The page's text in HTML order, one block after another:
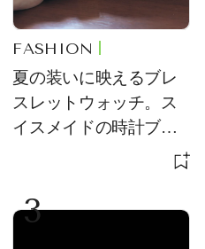
FASHION
夏の装いに映えるブレ
スレットウォッチ。ス
イスメイドの時計ブラ
ンド【フレデリック・
をレビュー。【それい
け！ 良品ハンター】
3